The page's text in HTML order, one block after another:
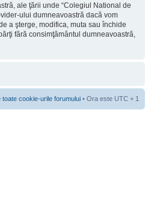
ale ţării unde “Colegiul National de
ului dumneavoastră dacă vom
a şterge, modifica, muta sau închide
fără consimţământul dumneavoastră,
toate cookie-urile forumului • Ora este UTC + 1